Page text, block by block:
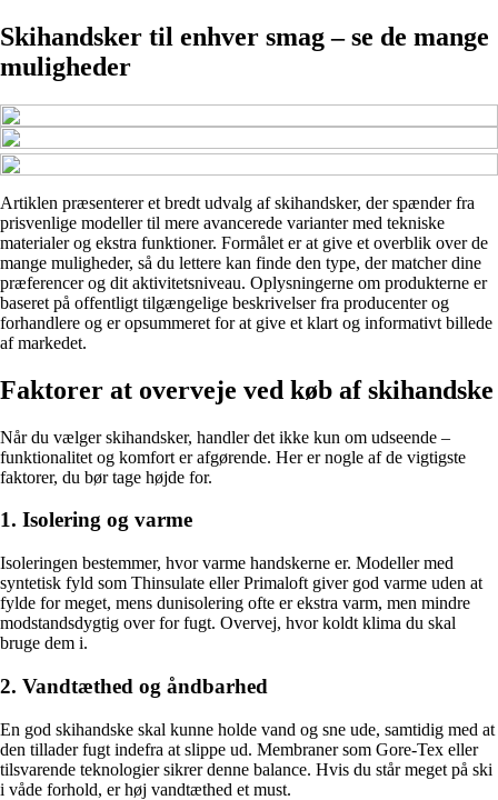
Skihandsker til enhver smag – se de mange
muligheder
Artiklen præsenterer et bredt udvalg af skihandsker, der spænder fra
prisvenlige modeller til mere avancerede varianter med tekniske
materialer og ekstra funktioner. Formålet er at give et overblik over de
mange muligheder, så du lettere kan finde den type, der matcher dine
præferencer og dit aktivitetsniveau. Oplysningerne om produkterne er
baseret på offentligt tilgængelige beskrivelser fra producenter og
forhandlere og er opsummeret for at give et klart og informativt billede
af markedet.
Faktorer at overveje ved køb af skihandske
Når du vælger skihandsker, handler det ikke kun om udseende –
funktionalitet og komfort er afgørende. Her er nogle af de vigtigste
faktorer, du bør tage højde for.
1. Isolering og varme
Isoleringen bestemmer, hvor varme handskerne er. Modeller med
syntetisk fyld som Thinsulate eller Primaloft giver god varme uden at
fylde for meget, mens dunisolering ofte er ekstra varm, men mindre
modstandsdygtig over for fugt. Overvej, hvor koldt klima du skal
bruge dem i.
2. Vandtæthed og åndbarhed
En god skihandske skal kunne holde vand og sne ude, samtidig med at
den tillader fugt indefra at slippe ud. Membraner som Gore-Tex eller
tilsvarende teknologier sikrer denne balance. Hvis du står meget på ski
i våde forhold, er høj vandtæthed et must.